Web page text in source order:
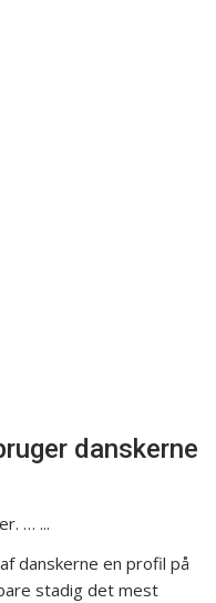
danskerne
… ...
danskerne en profil på
stadig det mest